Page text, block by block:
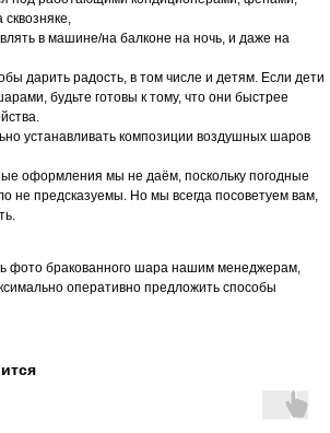
в машине/на балконе на ночь, и даже на
дарить радость, в том числе и детям. Если дети
будьте готовы к тому, что они быстрее
устанавливать композиции воздушных шаров
оформления мы не даём, поскольку погодные
не предсказуемы. Но мы всегда посоветуем вам,
фото бракованного шара нашим менеджерам,
оперативно предложить способы